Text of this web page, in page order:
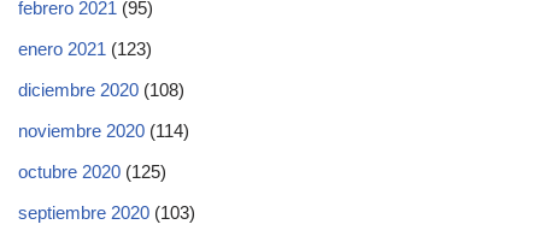
febrero 2021 (95)
enero 2021 (123)
diciembre 2020 (108)
noviembre 2020 (114)
octubre 2020 (125)
septiembre 2020 (103)